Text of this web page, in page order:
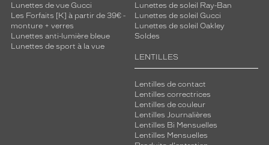
Lunettes de vue Gucci
Les Forfaits [K] à partir de 39€ -
monture + verres
Lunettes anti-lumière bleue
Lunettes de sport à la vue
Lunettes de soleil Ray-Ban
Lunettes de soleil Gucci
Lunettes de soleil Oakley
Soldes
LENTILLES
Lentilles de contact
Lentilles correctrices
Lentilles de couleur
Lentilles Journalières
Lentilles Bi Mensuelles
Lentilles Mensuelles